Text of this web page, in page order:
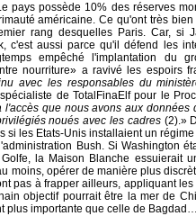
pays possède 10% des réserves
américaine. Ce qu'ont très
rang desquelles Paris. Car, si
c'est aussi parce qu'il défend les
empêché l'implantation du
nourriture» a ravivé les espoirs
avec les responsables du
de TotalFinaElf pour le
que nous avons aux données
noués avec les cadres (2).»
si les Etats-Unis installaient un
Bush. Si Washington
la Maison Blanche essuierait
moins, opérer de manière plus
pas à frapper ailleurs, appliquant
objectif pourrait être la mer de
plus importante que celle de Bagdad…